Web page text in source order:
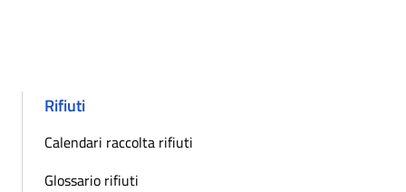
Rifiuti
Calendari raccolta rifiuti
Glossario rifiuti